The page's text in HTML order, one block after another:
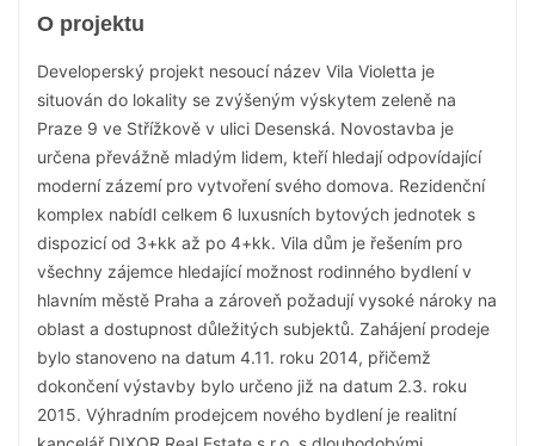
O projektu
Developerský projekt nesoucí název Vila Violetta je
situován do lokality se zvýšeným výskytem zeleně na
Praze 9 ve Střížkově v ulici Desenská. Novostavba je
určena převážně mladým lidem, kteří hledají odpovídající
moderní zázemí pro vytvoření svého domova. Rezidenční
komplex nabídl celkem 6 luxusních bytových jednotek s
dispozicí od 3+kk až po 4+kk. Vila dům je řešením pro
všechny zájemce hledající možnost rodinného bydlení v
hlavním městě Praha a zároveň požadují vysoké nároky na
oblast a dostupnost důležitých subjektů. Zahájení prodeje
bylo stanoveno na datum 4.11. roku 2014, přičemž
dokončení výstavby bylo určeno již na datum 2.3. roku
2015. Výhradním prodejcem nového bydlení je realitní